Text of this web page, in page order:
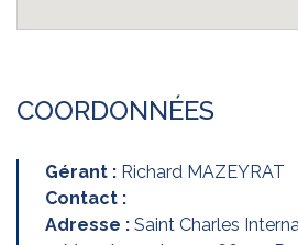
COORDONNÉES
Gérant : Richard MAZEYRAT
Contact :
Adresse : Saint Charles